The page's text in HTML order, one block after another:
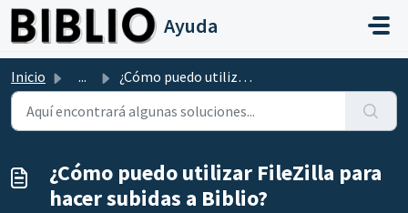
Saltar al contenido principal
Ayuda
Inicio ... ¿Cómo puedo utilizar FileZilla para hacer subidas a Biblio?
¿Cómo puedo utilizar FileZilla para
hacer subidas a Biblio?